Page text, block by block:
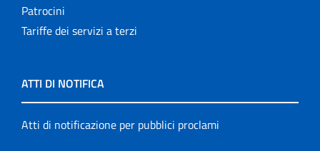
Patrocini
Tariffe dei servizi a terzi
ATTI DI NOTIFICA
Atti di notificazione per pubblici proclami